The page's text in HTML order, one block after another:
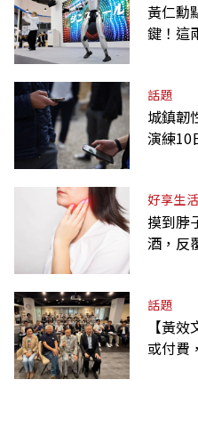
黃仁勳
鍵！這
話題
城鎮韌
演練10
好享生活
摸到脖
酒，反
話題
【黃
或付費